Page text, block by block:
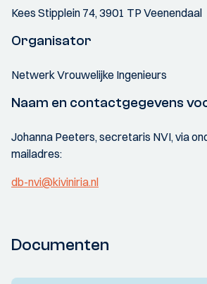
Kees Stipplein 74, 3901 TP Veenendaal
Organisator
Netwerk Vrouwelijke Ingenieurs
Naam en contactgegevens
Johanna Peeters, secretaris NVI, via
mailadres:
db-nvi@kiviniria.nl
Documenten